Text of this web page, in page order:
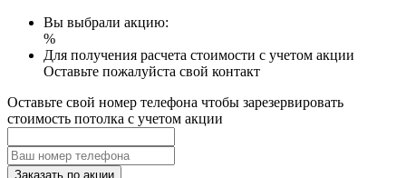
Вы выбрали акцию:
%
Для получения расчета стоимости с учетом акции
Оставьте пожалуйста свой контакт
Оставьте свой номер телефона чтобы зарезервировать
стоимость потолка с учетом акции
Заказать по акции